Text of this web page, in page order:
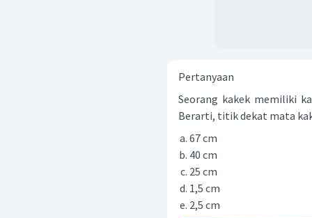
Pertanyaan
Seorang kakek memiliki
Berarti, titik dekat mata
67 cm
40 cm
25 cm
1,5 cm
2,5 cm